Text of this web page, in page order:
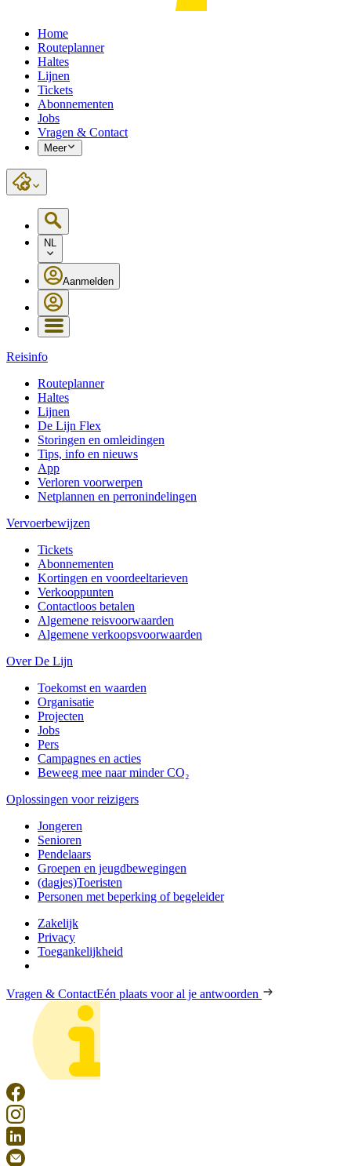
Home
Routeplanner
Haltes
Lijnen
Tickets
Abonnementen
Jobs
Vragen & Contact
Meer
NL
Aanmelden
Reisinfo
Routeplanner
Haltes
Lijnen
De Lijn Flex
Storingen en omleidingen
Tips, info en nieuws
App
Verloren voorwerpen
Netplannen en perronindelingen
Vervoerbewijzen
Tickets
Abonnementen
Kortingen en voordeeltarieven
Verkooppunten
Contactloos betalen
Algemene reisvoorwaarden
Algemene verkoopsvoorwaarden
Over De Lijn
Toekomst en waarden
Organisatie
Projecten
Jobs
Pers
Campagnes en acties
Beweeg mee naar minder CO₂
Oplossingen voor reizigers
Jongeren
Senioren
Pendelaars
Groepen en jeugdbewegingen
(dagjes)Toeristen
Personen met beperking of begeleider
Zakelijk
Privacy
Toegankelijkheid
Vragen & ContactEén plaats voor al je antwoorden